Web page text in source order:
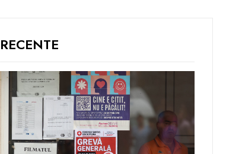
RECENTE